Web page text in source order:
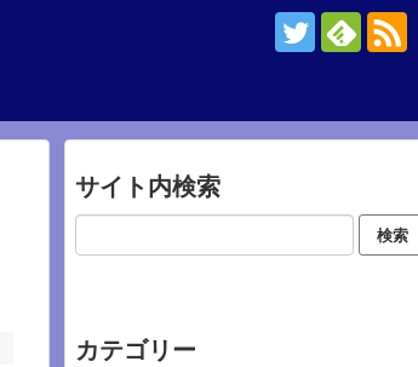
サイト内検索
カテゴリー